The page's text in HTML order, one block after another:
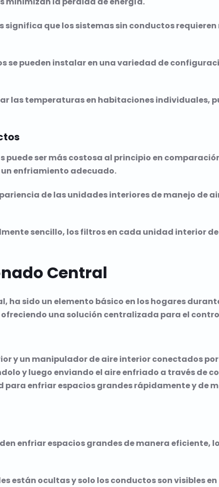
que los sistemas sin conductos
se pueden instalar en una variedad de
las temperaturas en habitaciones individuales,
puede ser más costosa al principio en
enfriamiento adecuado.
de las unidades interiores de manejo de
sencillo, los filtros en cada unidad interior
Central
sido un elemento básico en los hogares
una solución centralizada para el
y un manipulador de aire interior conectados
y luego enviando el aire enfriado a través de
para enfriar espacios grandes rápidamente y
enfriar espacios grandes de manera eficiente,
están ocultas y solo los conductos son visibles